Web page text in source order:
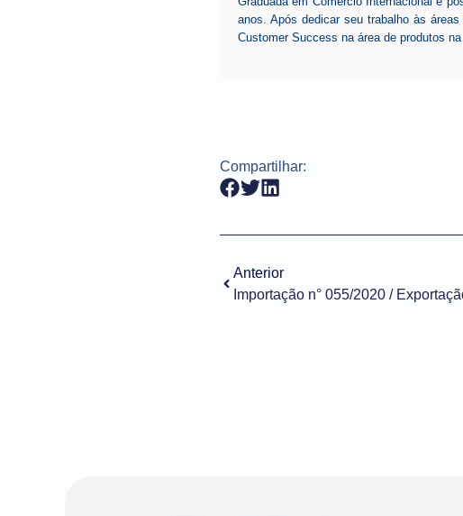
anos. Após dedicar seu trabalho às
Customer Success na área de produtos
Compartilhar:
Anterior
Importação n° 055/2020 /